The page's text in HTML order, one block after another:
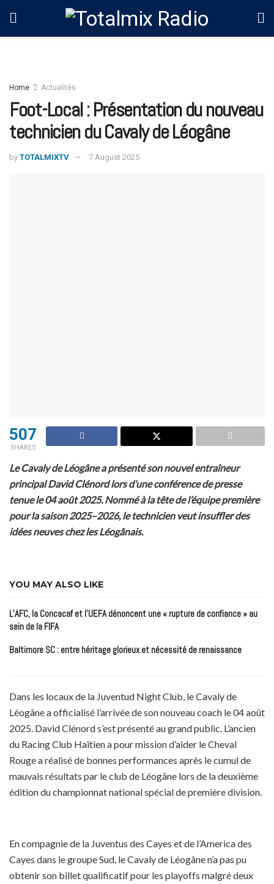
Home Actualités
Foot-Local : Présentation du nouveau
technicien du Cavaly de Léogâne
by TOTALMIXTV 7 August 2025
507
SHARES
Le Cavaly de Léogâne a présenté son nouvel entraîneur
principal David Clénord lors d’une conférence de presse
tenue le 04 août 2025. Nommé à la tête de l’équipe première
pour la saison 2025–2026, le technicien veut insuffler des
idées neuves chez les Léogânais.
YOU MAY ALSO LIKE
L’AFC, la Concacaf et l’UEFA dénoncent une « rupture de confiance » au
sein de la FIFA
Baltimore SC : entre héritage glorieux et nécessité de renaissance
Dans les locaux de la Juventud Night Club, le Cavaly de
Léogâne a officialisé l’arrivée de son nouveau coach le 04 août
2025. David Clénord s’est présenté au grand public. L’ancien
du Racing Club Haïtien a pour mission d’aider le Cheval
Rouge a réalisé de bonnes performances après le cumul de
mauvais résultats par le club de Léogâne lors de la deuxième
édition du championnat national spécial de première division.
En compagnie de la Juventus des Cayes et de l’America des
Cayes dans le groupe Sud, le Cavaly de Léogâne n’a pas pu
obtenir son billet qualificatif pour les playoffs malgré deux